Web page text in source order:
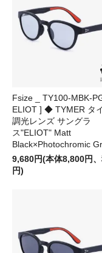
Fsize _ TY100-MBK-
ELIOT ] ◆ TYMER タ
調光レンズ サングラ
ス"ELIOT" Matt
Black×Photochromic
9,680円(本体8,800円
円)